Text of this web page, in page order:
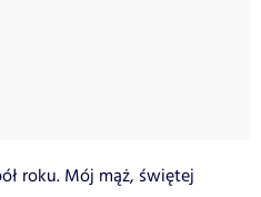
roku. Mój mąż, świętej